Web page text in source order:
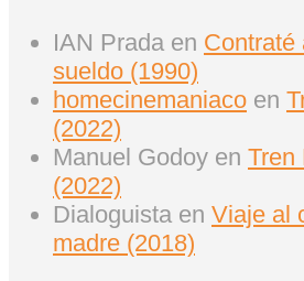
IAN Prada en Contraté
sueldo (1990)
homecinemaniaco en
(2022)
Manuel Godoy en Tren
(2022)
Dialoguista en Viaje al
madre (2018)